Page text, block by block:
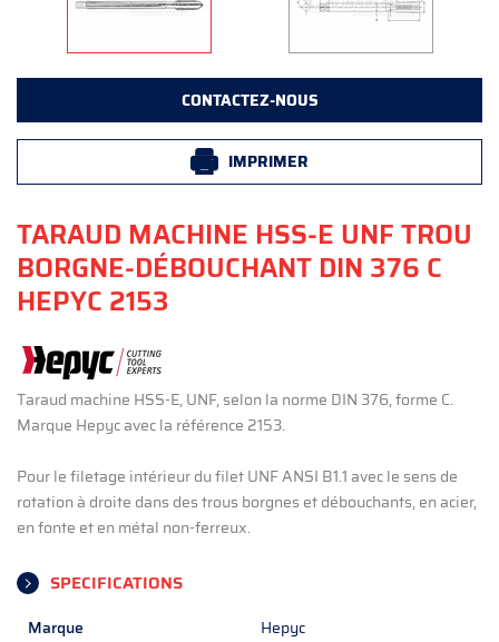
CONTACTEZ-NOUS
IMPRIMER
TARAUD MACHINE HSS-E UNF TROU
BORGNE-DÉBOUCHANT DIN 376 C
HEPYC 2153
Taraud machine HSS-E, UNF, selon la norme DIN 376, forme C.
Marque Hepyc avec la référence 2153.
Pour le filetage intérieur du filet UNF ANSI B1.1 avec le sens de
rotation à droite dans des trous borgnes et débouchants, en acier,
en fonte et en métal non-ferreux.
SPECIFICATIONS
Marque
Hepyc